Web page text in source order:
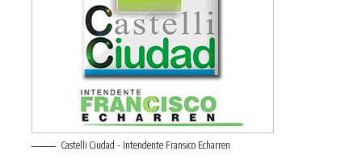
Castelli Ciudad - Intendente Fransico Echarren